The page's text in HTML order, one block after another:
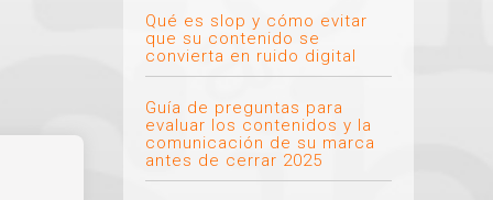
Qué es slop y cómo evitar
que su contenido se
convierta en ruido digital
Guía de preguntas para
evaluar los contenidos y la
comunicación de su marca
antes de cerrar 2025